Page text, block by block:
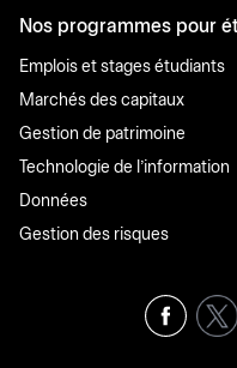
Nos programmes pour
Emplois et stages étudiants
Marchés des capitaux
Gestion de patrimoine
Technologie de l'information
Données
Gestion des risques